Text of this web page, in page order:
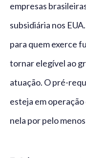
empresas
subsidiária nos
para quem exerce
tornar elegível ao
atuação. O pré-
esteja em
nela por pelo